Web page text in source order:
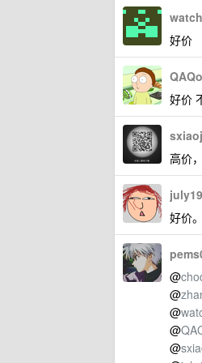
好价
好价
高价
好价。
@
@
@
@
@